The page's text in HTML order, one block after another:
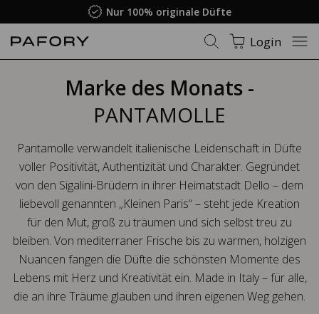
Nur 100% originale Düfte
Login
Marke des Monats -
PANTAMOLLE
Pantamolle verwandelt italienische Leidenschaft in Düfte
voller Positivität, Authentizität und Charakter. Gegründet
von den Sigalini-Brüdern in ihrer Heimatstadt Dello – dem
liebevoll genannten „Kleinen Paris“ – steht jede Kreation
für den Mut, groß zu träumen und sich selbst treu zu
bleiben. Von mediterraner Frische bis zu warmen, holzigen
Nuancen fangen die Düfte die schönsten Momente des
Lebens mit Herz und Kreativität ein. Made in Italy – für alle,
die an ihre Träume glauben und ihren eigenen Weg gehen.